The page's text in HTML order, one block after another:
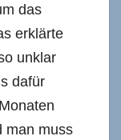
das
erklärte
unklar
dafür
man muss